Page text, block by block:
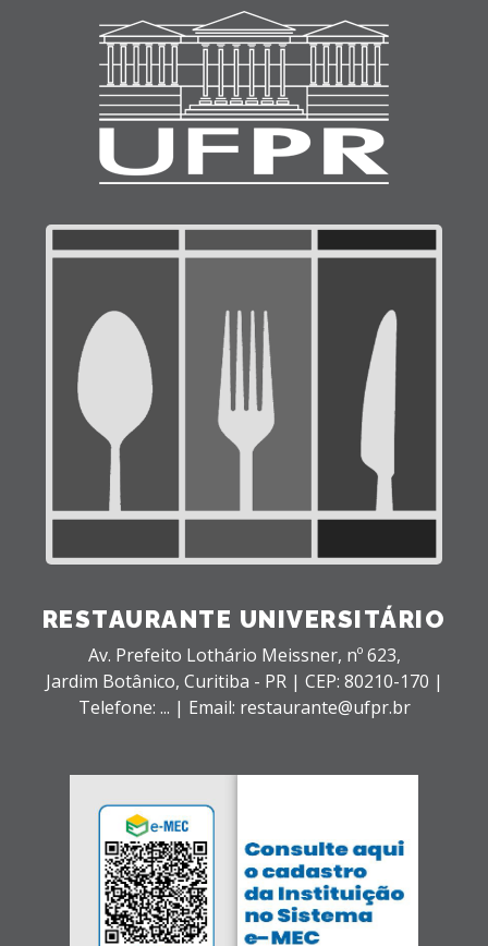
RESTAURANTE UNIVERSITÁRIO
Av. Prefeito Lothário Meissner, nº 623,
Jardim Botânico, Curitiba - PR | CEP: 80210-170 |
Telefone: ... | Email: restaurante@ufpr.br